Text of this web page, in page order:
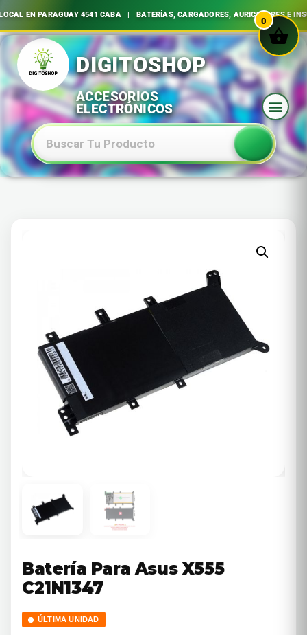
EN PARAGUAY 4541 CABA | BATERÍAS, CARGADORES, AURICULARES E
Ir
al
contenido
Batería Para Asus X555
C21N1347
ÚLTIMA UNIDAD
0